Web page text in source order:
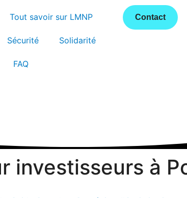
Tout savoir sur LMNP
Sécurité Solidarité
FAQ
Contact
investisseurs à